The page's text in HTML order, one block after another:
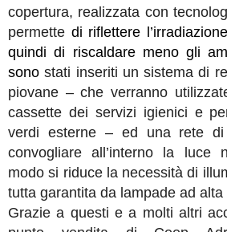
copertura, realizzata con
permette di riflettere
quindi di riscaldare meno gli
sonostati inseriti un sistema di
piovane – che verranno
cassette dei servizi igienici e
verdi esterne – ed una rete
convogliare all’interno la luce
modo si riduce la necessità di
tutta garantita da lampade ad
Grazie a questi e a molti altri